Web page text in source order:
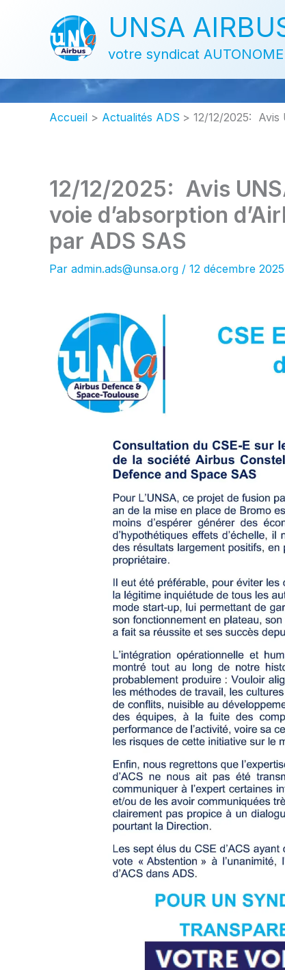
UNSA
votre syndicat AUTONOME
Accueil Actualités ADS 12/12/2025: Avis
12/12/2025: Avis
voie d’absorption
par ADS SAS
Par admin.ads@unsa.org / 12 décembre 2025